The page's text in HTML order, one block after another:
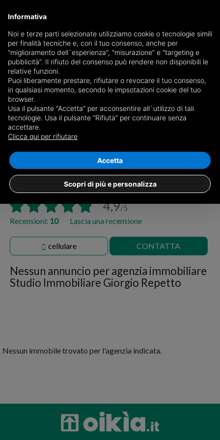
Studio Immobiliare Giorgio Repetto
Via Piacenza 27, 15121, Alessandria (AL)
4,9/5
Recensioni: 10 Lascia una recensione
cellulare CONTATTA
Nessun annuncio peragenzia immobiliare
Studio Immobiliare Giorgio Repetto
Nessun immobile trovato per l'agenzia indicata.
Informativa
Noi e terze parti selezionate utilizziamo cookie o tecnologie simili
per finalità tecniche e, con il tuo consenso, anche per
“miglioramento dell`esperienza”, “misurazione” e “targeting e
pubblicità”. Il rifiuto del consenso può rendere non disponibili le
relative funzioni.
Puoi liberamente prestare, rifiutare o revocare il tuo consenso,
in qualsiasi momento, secondo le impsotazioni cookie del tuo
browser.
Usa il pulsante “Accetta” per acconsentire all`utilizzo di tali
tecnologie. Usa il pulsante “Rifiuta” per continuare senza
accettare.
Clicca qui per rifiutare
Scopri di più e personalizza
Accetta